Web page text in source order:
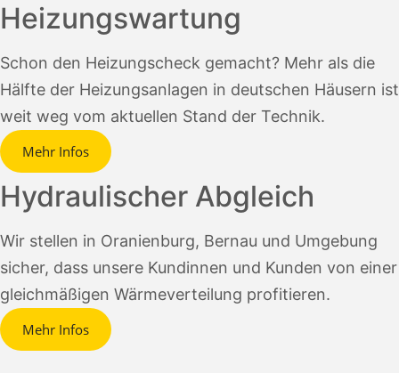
Heizungswartung
Schon den Heizungscheck gemacht? Mehr als die
Hälfte der Heizungsanlagen in deutschen Häusern ist
weit weg vom aktuellen Stand der Technik.
Mehr Infos
Hydraulischer Abgleich
Wir stellen in Oranienburg, Bernau und Umgebung
sicher, dass unsere Kundinnen und Kunden von einer
gleichmäßigen Wärmeverteilung profitieren.
Mehr Infos